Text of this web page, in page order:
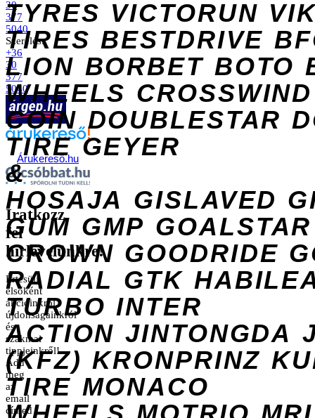
TYRES VICTORUN
TIRES BESTDRIVE
LION BORBET BOTO
WHEELS CROSSWIND
COIN DOUBLESTAR
TIRE GEYER
&
HOSAJA GISLAVED
GUM GMP GOALSTAR
CROWN GOODRIDE
RADIAL GTK
TURBO INTER
ACTION JINTONGDA
(KFZ) KRONPRINZ
TIRE MONACO
30
377
5040
Szerelés:
+36
30
377
5040
Árukereső.hu
Iratkozz
fel
hírlevelünkre!
Értesülj
elsőként
akcióinkról,
újdonságainkról
és
szakmai
tippjeinkről!
Add
meg
az
email
címed